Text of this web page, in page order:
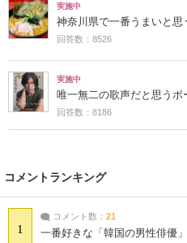
実施中
神奈川県で一番うまいと思
回答数：8526
実施中
唯一無二の歌声だと思うボ
回答数：8186
コメントランキング
1
コメント数： 21
一番好きな「韓国の男性俳優